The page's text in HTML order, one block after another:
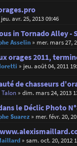
jeu. avr. 25, 2013 09:46
in Tornado Alley -
Asselin» mer. mars 27,
orages 2011,
» jeu. août 04, 2011
de chasseurs
» dim. mars 24, 2013
le Déclic Photo
Suarez» mer. févr. 20,
» sam. oct. 20, 2012